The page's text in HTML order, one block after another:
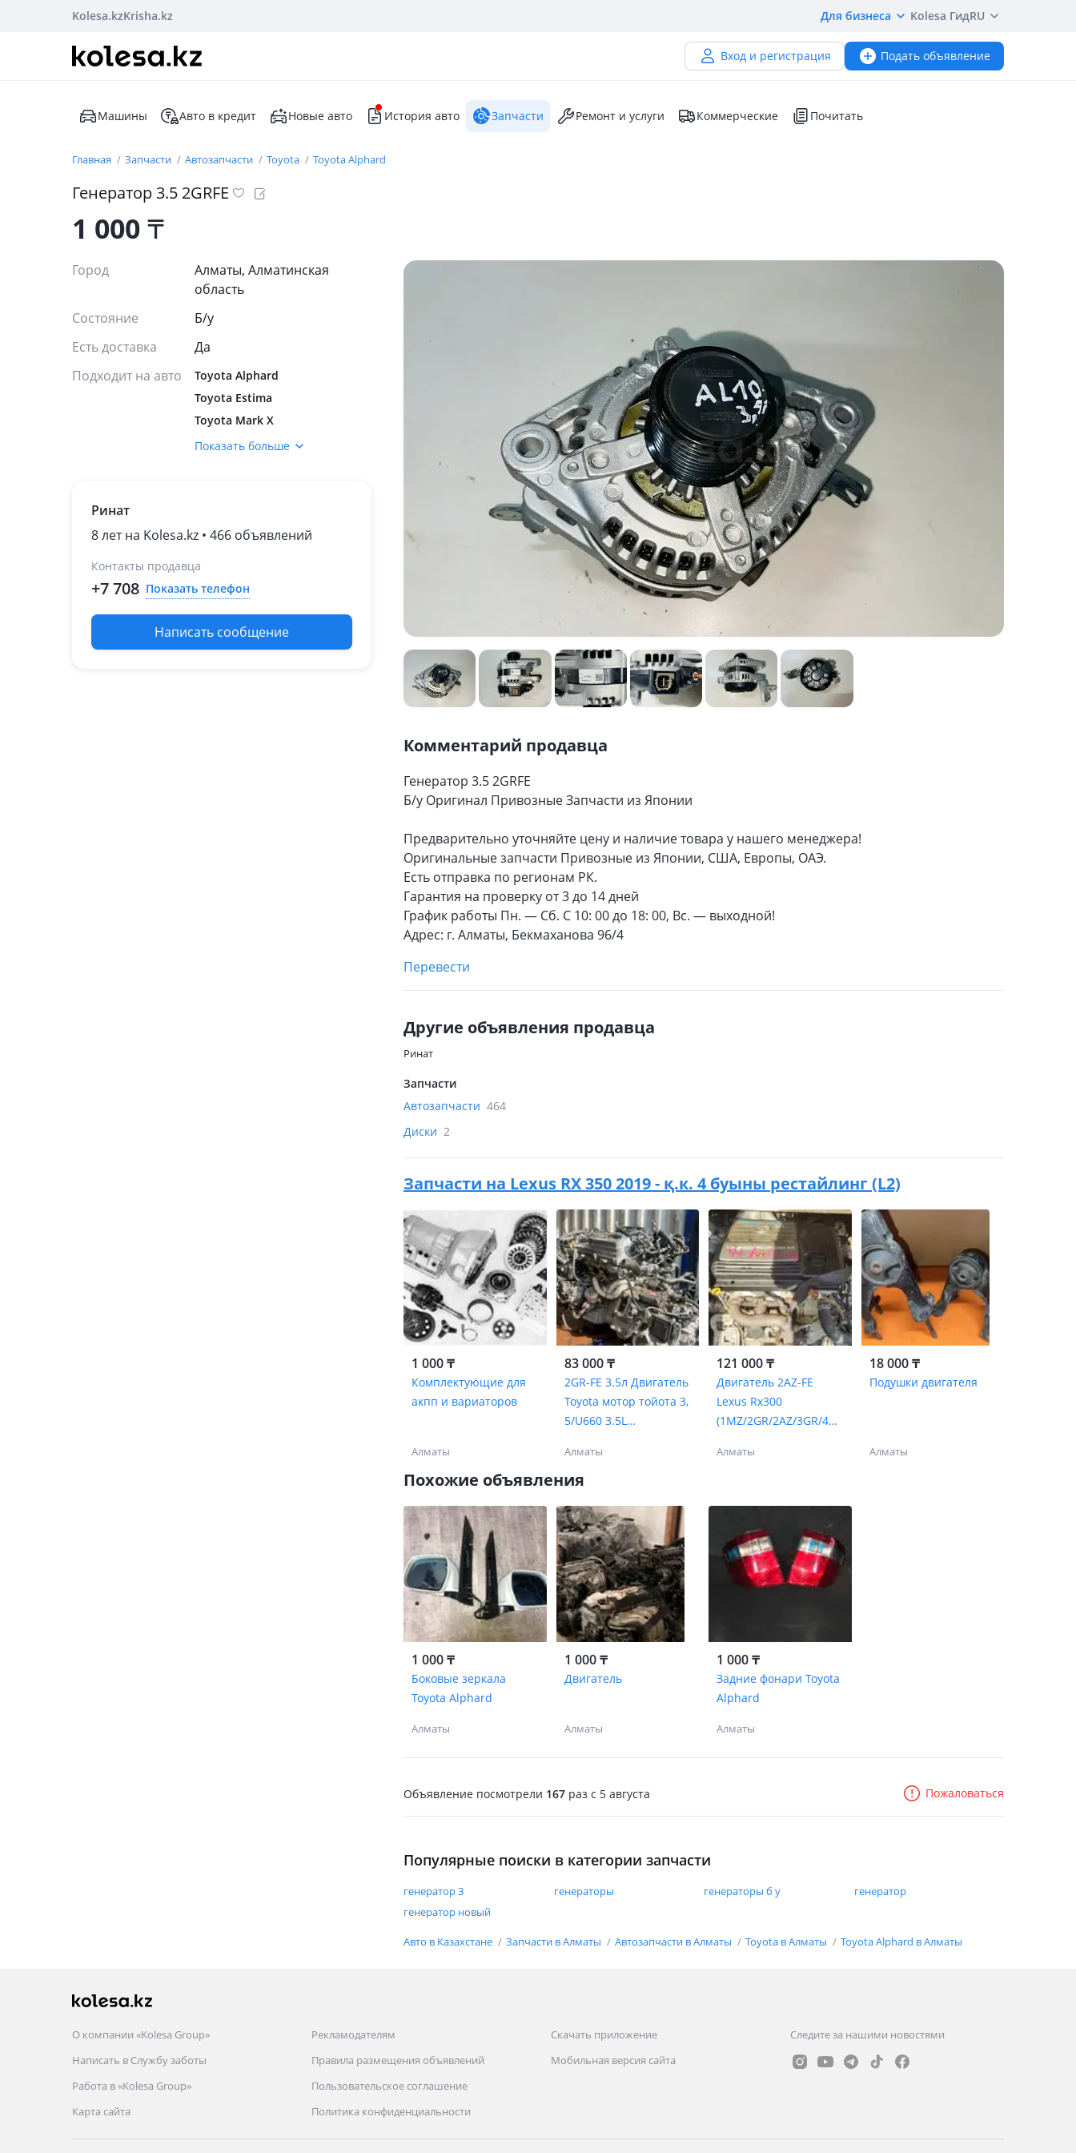
Kolesa.kzKrisha.kz Для бизнеса Kolesa ГидRU
Вход и регистрация Подать объявление
Машины Авто в кредит Новые авто История авто Запчасти Ремонт и услуги Коммерческие Почитать
Главная Запчасти Автозапчасти Toyota Toyota Alphard
Генератор 3.5 2GRFE
1 000₸
Город
Алматы, Алматинская
область
Состояние
Б/y
Есть доставка
Да
Подходит на авто
Toyota Alphard
Toyota Estima
Toyota Mark X
Toyota Mark X Zio
Lexus RX 350
рестайлинг (L2)
Показать больше
Ринат
8 лет на Kolesa.kz • 466 объявлений
Контакты продавца
+7 708 Показать телефон
Написать сообщение
Комментарий продавца
Генератор 3.5 2GRFE
Б/у Оригинал Привозные Запчасти из Японии
Предварительно уточняйте цену и наличие товара у нашего менеджера!
Оригинальные запчасти Привозные из Японии, США, Европы, ОАЭ.
Есть отправка по регионам РК.
Гарантия на проверку от 3 до 14 дней
График работы Пн. — Сб. С 10: 00 до 18: 00, Вс. — выходной!
Адрес: г. Алматы, Бекмаханова 96/4
Перевести
Другие объявления продавца
Ринат
Запчасти
Автозапчасти 464
Диски 2
Запчасти на Lexus RX 350 2019 - қ.к. 4 буыны рестайлинг (L2)
1 000 ₸
Комплектующие для
акпп и вариаторов
Алматы
83 000 ₸
2GR-FE 3.5л Двигатель
Toyota мотор тойота 3,
5/U660 3.5L
Алматы
121 000 ₸
Двигатель 2AZ-FE
Lexus Rx300
(1MZ/2GR/2AZ/3GR/4G
Алматы
18 000 ₸
Подушки двигателя
Алматы
Похожие объявления
1 000 ₸
Боковые зеркала
Toyota Alphard
Алматы
1 000 ₸
Двигатель
Алматы
1 000 ₸
Задние фонари Toyota
Alphard
Алматы
Объявление посмотрели 167 раз c 5 августа Пожаловаться
Популярные поиски в категории запчасти
генератор 3 генераторы генераторы б у
генератор
генератор новый
Авто в Казахстане Запчасти в Алматы Автозапчасти в Алматы Toyota в Алматы Toyota Alphard в Алматы
О компании «Kolesa Group»
Написать в Службу заботы
Работа в «Kolesa Group»
Карта сайта
Рекламодателям
Правила размещения объявлений
Пользовательское соглашение
Политика конфиденциальности
Скачать приложение
Мобильная версия сайта
Следите за нашими новостями